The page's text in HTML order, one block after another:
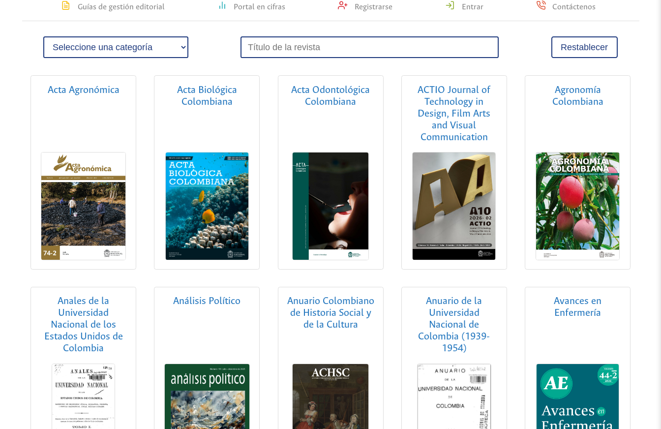
Guías de gestión editorial Portal en cifras Registrarse Entrar Contáctenos
Restablecer
Acta Agronómica
Acta Biológica
Colombiana
Acta Odontológica
Colombiana
ACTIO Journal of
Technology in
Design, Film Arts
and Visual
Communication
Agronomía
Colombiana
Anales de la
Universidad
Nacional de los
Estados Unidos de
Colombia
Análisis Político
Anuario Colombiano
de Historia Social y
de la Cultura
Anuario de la
Universidad
Nacional de
Colombia (1939-
1954)
Avances en
Enfermería